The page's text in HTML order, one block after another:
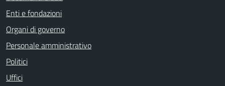
Enti e fondazioni
Organi di governo
Personale amministrativo
Politici
Uffici